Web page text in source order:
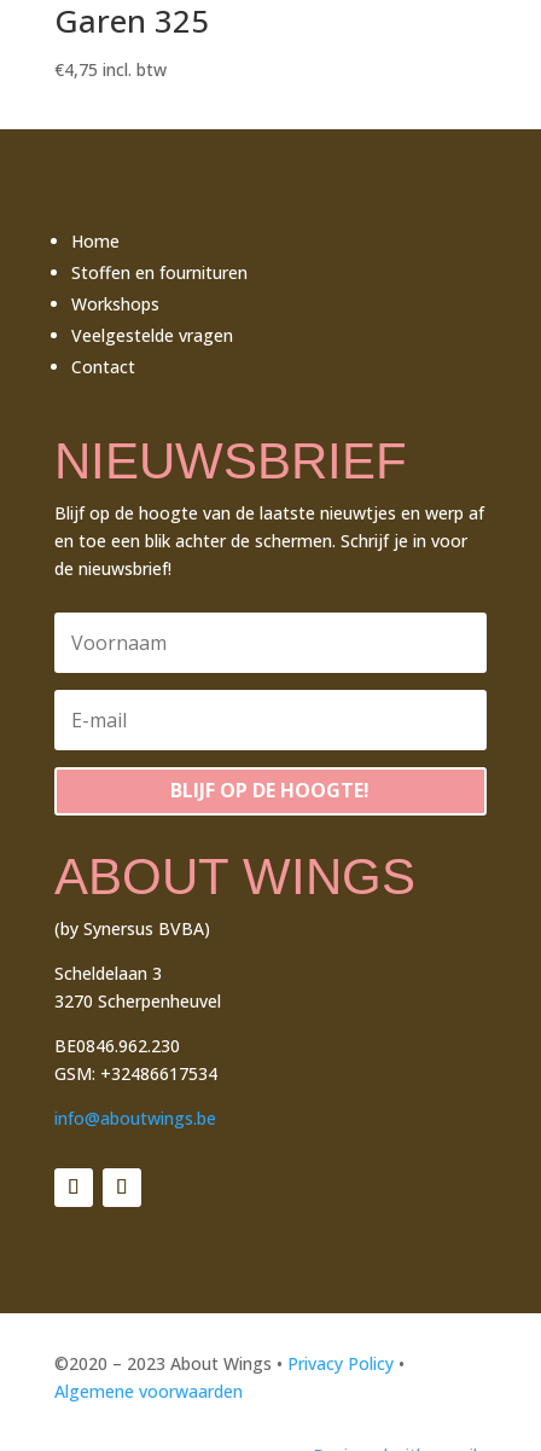
Garen 325
€4,75 incl. btw
Home
Stoffen en fournituren
Workshops
Veelgestelde vragen
Contact
NIEUWSBRIEF
Blijf op de hoogte van de laatste nieuwtjes en werp af
en toe een blik achter de schermen. Schrijf je in voor
de nieuwsbrief!
BLIJF OP DE HOOGTE!
ABOUT WINGS
(by Synersus BVBA)
Scheldelaan 3
3270 Scherpenheuvel
BE0846.962.230
GSM: +32486617534
info@aboutwings.be
©2020 – 2023 About Wings • Privacy Policy•
Algemene voorwaarden